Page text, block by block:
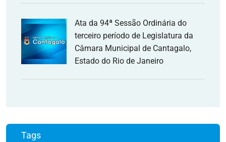
Ata da 94ª Sessão Ordinária do
terceiro período de Legislatura da
Câmara Municipal de Cantagalo,
Estado do Rio de Janeiro
Tags